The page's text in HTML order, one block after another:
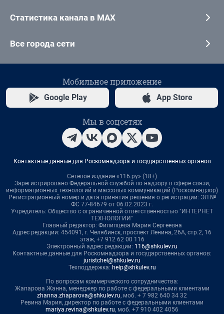
Статистика канала в MAX
Все города сети
Мобильное приложение
Google Play App Store
Мы в соцсетях
Контактные данные для Роскомнадзора и государственных органов
Сетевое издание «116.ру» (18+)
Зарегистрировано Федеральной службой по надзору в сфере связи,
информационных технологий и массовых коммуникаций (Роскомнадзор)
Регистрационный номер и дата принятия решения о регистрации: ЭЛ №
ФС 77-84679 от 06.02.2023 г.
Учредитель: Общество с ограниченной ответственностью "ИНТЕРНЕТ
ТЕХНОЛОГИИ"
Главный редактор: Филипцева Мария Сергеевна
Адрес редакции: 454091, г. Челябинск, проспект Ленина, 26А, стр.2, 16
этаж, +7 912 62 00 116
Электронный адрес редакции: 116@shkulev.ru
Контактные данные для Роскомнадзора и государственных органов:
juristchel@shkulev.ru
Техподдержка: help@shkulev.ru
По вопросам коммерческого сотрудничества:
Жапарова Жанна, менеджер по работе с федеральными клиентами
zhanna.zhaparova@shkulev.ru, моб. + 7 982 640 34 32
Ревина Мария, директор по работе с федеральными клиентами
mariya.revina@shkulev.ru, моб. +7 910 402 4056